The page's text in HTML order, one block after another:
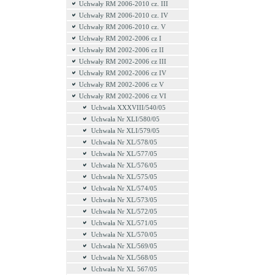
Uchwały RM 2006-2010 cz. III
Uchwały RM 2006-2010 cz. IV
Uchwały RM 2006-2010 cz. V
Uchwały RM 2002-2006 cz I
Uchwały RM 2002-2006 cz II
Uchwały RM 2002-2006 cz III
Uchwały RM 2002-2006 cz IV
Uchwały RM 2002-2006 cz V
Uchwały RM 2002-2006 cz VI
Uchwała XXXVIII/540/05
Uchwała Nr XLI/580/05
Uchwała Nr XLI/579/05
Uchwała Nr XL/578/05
Uchwała Nr XL/577/05
Uchwała Nr XL/576/05
Uchwała Nr XL/575/05
Uchwała Nr XL/574/05
Uchwała Nr XL/573/05
Uchwała Nr XL/572/05
Uchwała Nr XL/571/05
Uchwała Nr XL/570/05
Uchwała Nr XL/569/05
Uchwała Nr XL/568/05
Uchwała Nr XL 567/05